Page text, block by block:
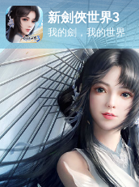
新劍俠世界3
我的劍，我的世界